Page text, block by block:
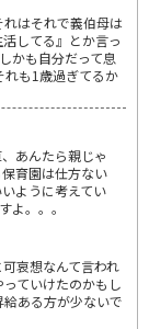
はそれで義伯母は
してる』とか言っ
かも自分だって息
れも1歳過ぎてるか
あんたら親じゃ
育園は仕方ない
ように考えてい
よ。。。
哀想なんて言われ
ていけたのかもし
ある方が少ないで